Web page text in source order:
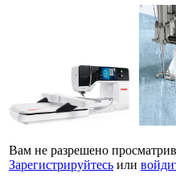
Вам не разрешено
Зарегистрируйтесь или